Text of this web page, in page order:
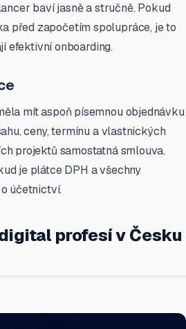
baví jasně a stručně. Pokud
před započetím spolupráce, je to
efektivní onboarding.
mít aspoň písemnou objednávku
ceny, termínu a vlastnických
projektů samostatná smlouva.
je plátce DPH a všechny
účetnictví.
profesí v Česku